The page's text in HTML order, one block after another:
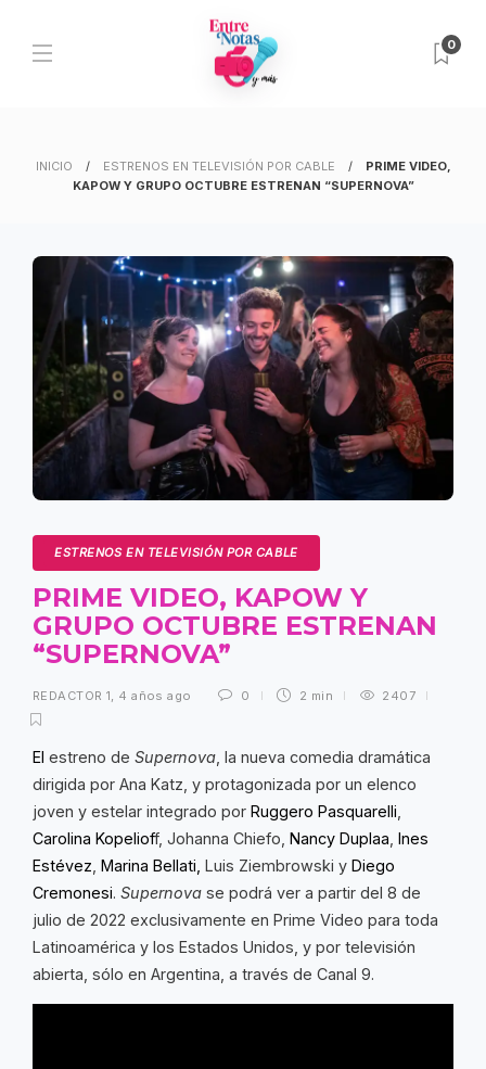
0
INICIO ESTRENOS EN TELEVISIÓN POR CABLE
PRIME VIDEO,
KAPOW Y GRUPO OCTUBRE ESTRENAN “SUPERNOVA”
ESTRENOS EN TELEVISIÓN POR CABLE
PRIME VIDEO, KAPOW Y
GRUPO OCTUBRE ESTRENAN
“SUPERNOVA”
REDACTOR 1, 4 años ago 0 2 min 2407
El estreno de Supernova , la nueva comedia dramática
dirigida por Ana Katz, y protagonizada por un elenco
joven y estelar integrado por Ruggero Pasquarelli
Carolina Kopelioff, Johanna Chiefo, Nancy Duplaa Ines
Estévez Marina Bellati, Luis Ziembrowski y Diego
Cremonesi. Supernova se podrá ver a partir del 8 de
julio de 2022 exclusivamente en Prime Video para toda
Latinoamérica y los Estados Unidos, y por televisión
abierta, sólo en Argentina, a través de Canal 9.